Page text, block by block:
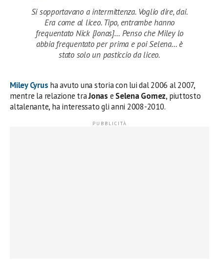
Si sopportavano a intermittenza. Voglio dire, dai.
Era come al liceo. Tipo, entrambe hanno
frequentato Nick [Jonas]… Penso che Miley lo
abbia frequentato per prima e poi Selena… è
stato solo un pasticcio da liceo.
Miley Cyrus ha avuto una storia con lui dal 2006 al 2007,
mentre la relazione traJonas e Selena Gomez, piuttosto
altalenante, ha interessato gli anni 2008-2010.